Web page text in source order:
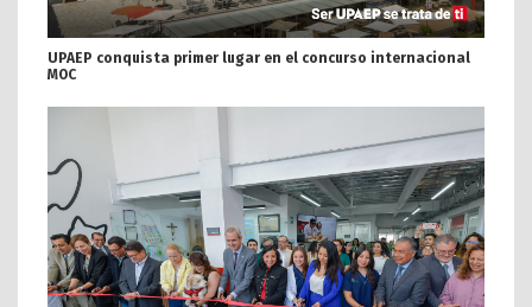
UPAEP conquista primer lugar en el concurso internacional
MOC